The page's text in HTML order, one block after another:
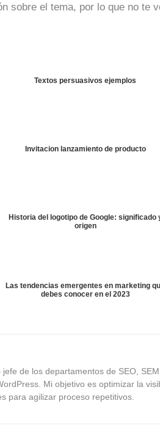
sobre el tema, por lo que no te
Textos persuasivos ejemplos
Invitacion lanzamiento de producto
Historia del logotipo de Google: significado
origen
Las tendencias emergentes en marketing
debes conocer en el 2023
de los departamentos de SEO,
Mi objetivo es optimizar la
para agilizar proceso repetitivos.